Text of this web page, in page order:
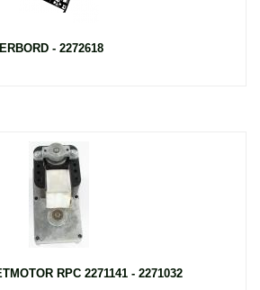
- 2272618
RPC 2271141 - 2271032